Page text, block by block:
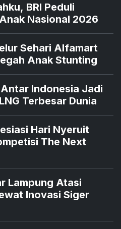
BRI Peduli
Nasional 2026
Sehari Alfamart
Anak Stunting
Indonesia Jadi
Terbesar Dunia
Hari Nyeruit
The Next
Lampung Atasi
Inovasi Siger